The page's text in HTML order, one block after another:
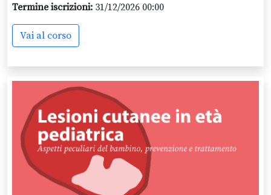
Termine iscrizioni: 31/12/2026 00:00
Vai al corso